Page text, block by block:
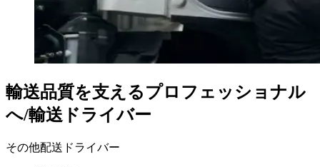
輸送品質を支えるプロフェッショナル
へ/輸送ドライバー
その他配送ドライバー